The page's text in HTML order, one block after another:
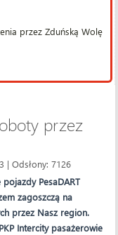
przez Zduńską Wolę
przez
| Odsłony: 7126
PesaDART
zagoszczą na
przez Nasz region.
Intercity pasażerowie